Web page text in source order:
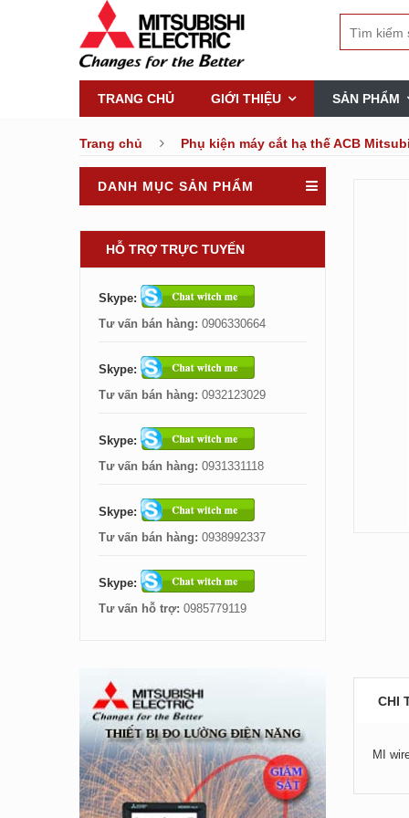
TRANG CHỦ GIỚI THIỆU SẢN PHẨM
DANH MỤC SẢN PHẨM
Trang chủ Phụ kiện máy cắt hạ thế ACB
HỖ TRỢ TRỰC TUYẾN
Skype:
Tư vấn bán hàng: 0906330664
Skype:
Tư vấn bán hàng: 0932123029
Skype:
Tư vấn bán hàng: 0931331118
Skype:
Tư vấn bán hàng: 0938992337
Skype:
Tư vấn hỗ trợ: 0985779119
CHI
MI